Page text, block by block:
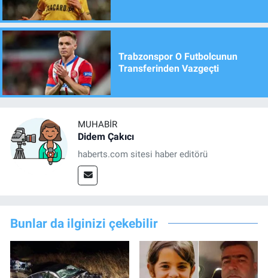
Trabzonspor O Futbolcunun
Transferinden Vazgeçti
MUHABIR
Didem Çakıcı
haberts.com sitesi haber editörü
Bunlar da ilginizi çekebilir